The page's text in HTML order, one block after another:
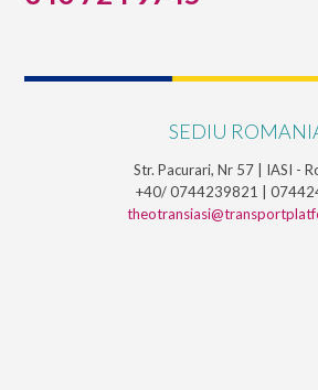
SEDIU
Str. Pacurari, Nr 57 | IASI -
+40/ 0744239821 |